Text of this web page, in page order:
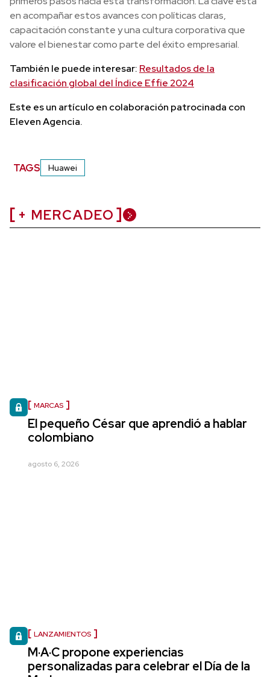
en acompañar estos avances con políticas claras,
capacitación constante y una cultura corporativa que
valore el bienestar como parte del éxito empresarial.
También le puede interesar: Resultados de la
clasificación global del Índice Effie 2024
Este es un artículo en colaboración patrocinada con
Eleven Agencia.
TAGS Huawei
+ MERCADEO
MARCAS
El pequeño César que aprendió a hablar
colombiano
agosto 6, 2026
LANZAMIENTOS
M·A·C propone experiencias
personalizadas para celebrar el Día de la